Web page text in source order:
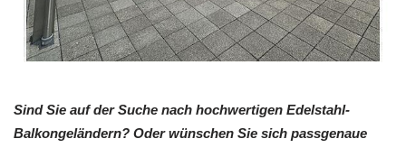
Sind Sie auf der Suche nach hochwertigen Edelstahl-
Balkongeländern? Oder wünschen Sie sich passgenaue